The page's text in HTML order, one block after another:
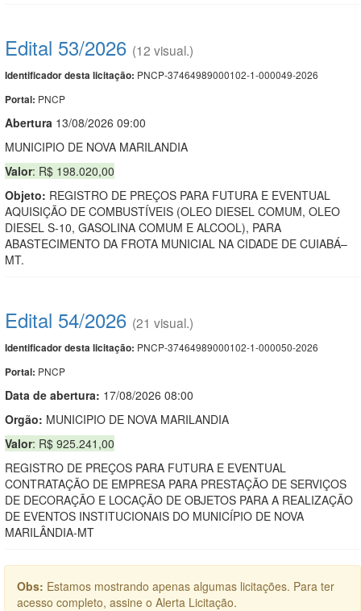
Edital 53/2026 (12 visual.)
Identificador desta licitação: PNCP-37464989000102-1-000049-2026
Portal: PNCP
Abertura 13/08/2026 09:00
MUNICIPIO DE NOVA MARILANDIA
Valor: R$ 198.020,00
Objeto: REGISTRO DE PREÇOS PARA FUTURA E EVENTUAL
AQUISIÇÃO DE COMBUSTÍVEIS (OLEO DIESEL COMUM, OLEO
DIESEL S-10, GASOLINA COMUM E ALCOOL), PARA
ABASTECIMENTO DA FROTA MUNICIAL NA CIDADE DE CUIABÁ–
MT.
Edital 54/2026 (21 visual.)
Identificador desta licitação: PNCP-37464989000102-1-000050-2026
Portal: PNCP
Data de abertura: 17/08/2026 08:00
Orgão: MUNICIPIO DE NOVA MARILANDIA
Valor: R$ 925.241,00
REGISTRO DE PREÇOS PARA FUTURA E EVENTUAL
CONTRATAÇÃO DE EMPRESA PARA PRESTAÇÃO DE SERVIÇOS
DE DECORAÇÃO E LOCAÇÃO DE OBJETOS PARA A REALIZAÇÃO
DE EVENTOS INSTITUCIONAIS DO MUNICÍPIO DE NOVA
MARILÂNDIA-MT
Obs: Estamos mostrando apenas algumas licitações. Para ter
acesso completo, assine o Alerta Licitação.